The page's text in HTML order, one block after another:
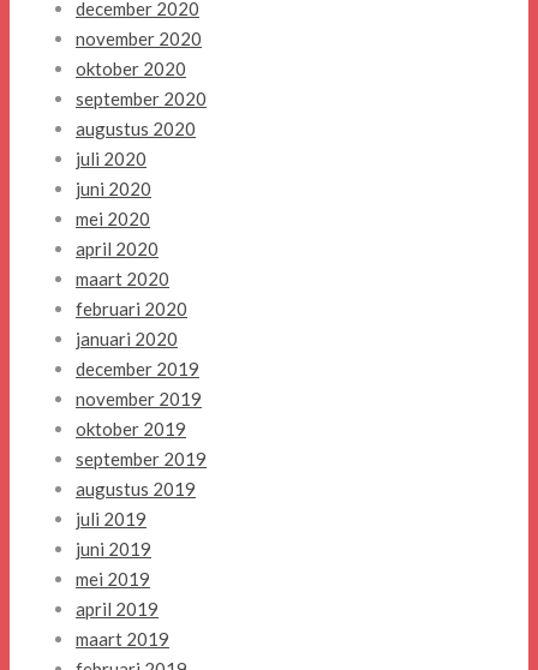
december 2020
november 2020
oktober 2020
september 2020
augustus 2020
juli 2020
juni 2020
mei 2020
april 2020
maart 2020
februari 2020
januari 2020
december 2019
november 2019
oktober 2019
september 2019
augustus 2019
juli 2019
juni 2019
mei 2019
april 2019
maart 2019